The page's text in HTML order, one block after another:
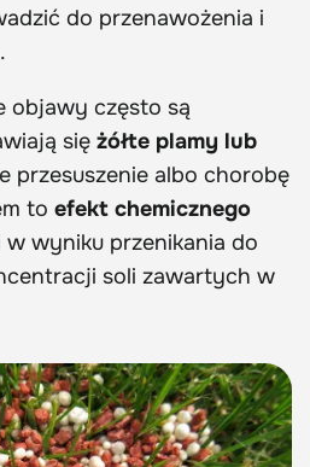
do przenawożenia i
objawy często są
się żółte plamy lub
przesuszenie albo chorobę
to efekt chemicznego
w wyniku przenikania do
soli zawartych w